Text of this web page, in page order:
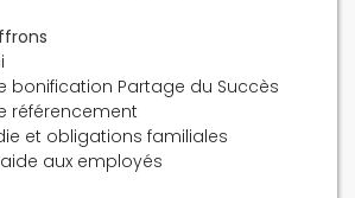
bonification Partage du Succès
référencement
et obligations familiales
aux employés